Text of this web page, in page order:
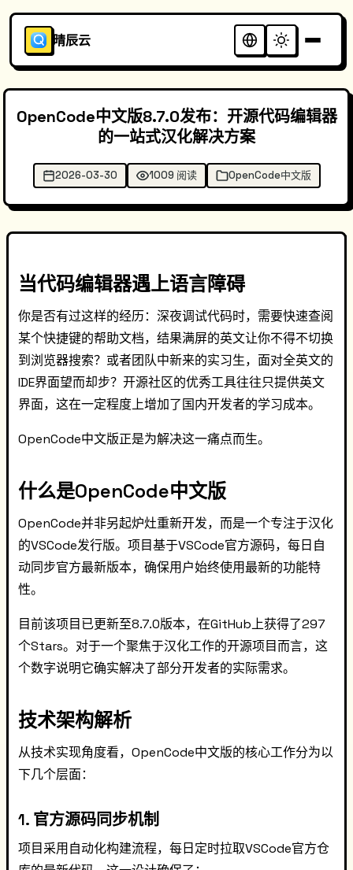
晴辰云
OpenCode中文版8.7.0发布：开源代码编辑器
的一站式汉化解决方案
2026-03-30 1009 阅读 OpenCode中文版
当代码编辑器遇上语言障碍
你是否有过这样的经历：深夜调试代码时，需要快速查阅
某个快捷键的帮助文档，结果满屏的英文让你不得不切换
到浏览器搜索？或者团队中新来的实习生，面对全英文的
IDE界面望而却步？开源社区的优秀工具往往只提供英文
界面，这在一定程度上增加了国内开发者的学习成本。
OpenCode中文版正是为解决这一痛点而生。
什么是OpenCode中文版
OpenCode并非另起炉灶重新开发，而是一个专注于汉化
的VSCode发行版。项目基于VSCode官方源码，每日自
动同步官方最新版本，确保用户始终使用最新的功能特
性。
目前该项目已更新至8.7.0版本，在GitHub上获得了297
个Stars。对于一个聚焦于汉化工作的开源项目而言，这
个数字说明它确实解决了部分开发者的实际需求。
技术架构解析
从技术实现角度看，OpenCode中文版的核心工作分为以
下几个层面：
1. 官方源码同步机制
项目采用自动化构建流程，每日定时拉取VSCode官方仓